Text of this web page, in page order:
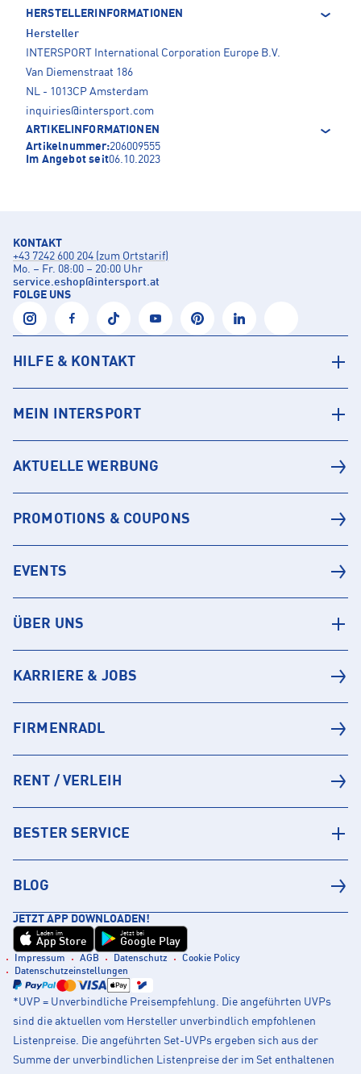
HERSTELLERINFORMATIONEN
Hersteller
INTERSPORT International Corporation Europe B.V.
Van Diemenstraat 186
NL - 1013CP Amsterdam
inquiries@intersport.com
ARTIKELINFORMATIONEN
Artikelnummer:206009555
Im Angebot seit06.10.2023
KONTAKT
+43 7242 600 204 (zum Ortstarif)
Mo. – Fr. 08:00 – 20:00 Uhr
service.eshop@intersport.at
FOLGE UNS
HILFE & KONTAKT
MEIN INTERSPORT
AKTUELLE WERBUNG
PROMOTIONS & COUPONS
EVENTS
ÜBER UNS
KARRIERE & JOBS
FIRMENRADL
RENT / VERLEIH
BESTER SERVICE
BLOG
JETZT APP DOWNLOADEN!
Laden im
App Store
Jetzt bei
Google Play
Impressum AGB Datenschutz
Cookie Policy
Datenschutzeinstellungen
*UVP = Unverbindliche Preisempfehlung. Die angeführten UVPs
sind die aktuellen vom Hersteller unverbindlich empfohlenen
Listenpreise. Die angeführten Set-UVPs ergeben sich aus der
Summe der unverbindlichen Listenpreise der im Set enthaltenen